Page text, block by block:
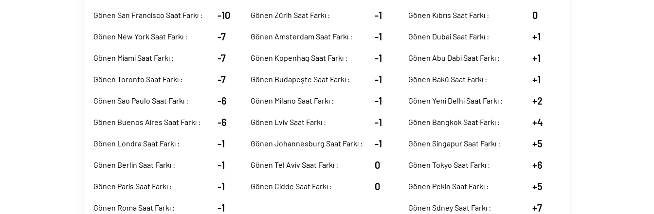
Gönen San Francisco Saat Farkı : -10
Gönen New York Saat Farkı : -7
Gönen Miami Saat Farkı : -7
Gönen Toronto Saat Farkı : -7
Gönen Sao Paulo Saat Farkı : -6
Gönen Buenos Aires Saat Farkı : -6
Gönen Londra Saat Farkı : -1
Gönen Berlin Saat Farkı : -1
Gönen Paris Saat Farkı : -1
Gönen Roma Saat Farkı : -1
Gönen Zürih Saat Farkı : -1
Gönen Amsterdam Saat Farkı : -1
Gönen Kopenhag Saat Farkı : -1
Gönen Budapeşte Saat Farkı : -1
Gönen Milano Saat Farkı : -1
Gönen Lviv Saat Farkı : -1
Gönen Johannesburg Saat Farkı : -1
Gönen Tel Aviv Saat Farkı : 0
Gönen Cidde Saat Farkı : 0
Gönen Kıbrıs Saat Farkı : 0
Gönen Dubai Saat Farkı : +1
Gönen Abu Dabi Saat Farkı : +1
Gönen Bakü Saat Farkı : +1
Gönen Yeni Delhi Saat Farkı : +2
Gönen Bangkok Saat Farkı : +4
Gönen Singapur Saat Farkı : +5
Gönen Tokyo Saat Farkı : +6
Gönen Pekin Saat Farkı : +5
Gönen Sdney Saat Farkı : +7